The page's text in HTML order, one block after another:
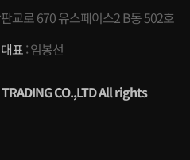
교로 670 유스페이스2 B동 502호
대표: 임봉선
CO.,LTD All rights